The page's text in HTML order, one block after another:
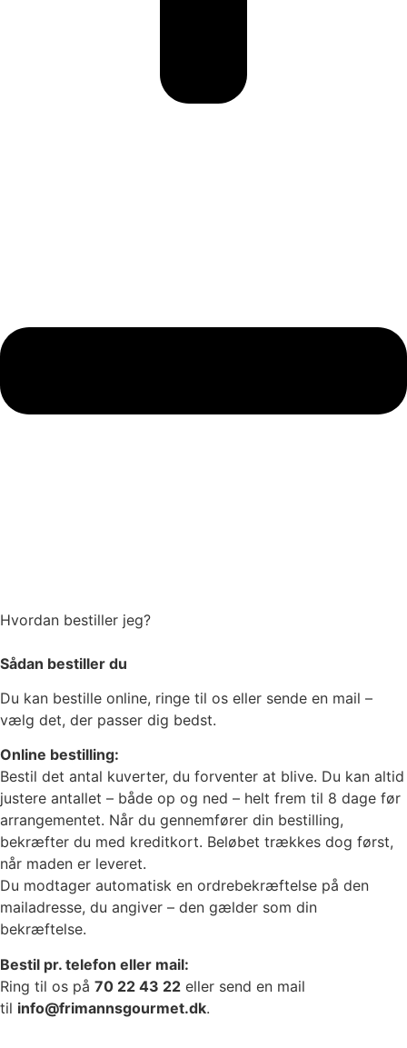
Hvordan bestiller jeg?
Sådan bestiller du
Du kan bestille online, ringe til os eller sende en mail –
vælg det, der passer dig bedst.
Online bestilling:
Bestil det antal kuverter, du forventer at blive. Du kan altid
justere antallet – både op og ned – helt frem til 8 dage før
arrangementet. Når du gennemfører din bestilling,
bekræfter du med kreditkort. Beløbet trækkes dog først,
når maden er leveret.
Du modtager automatisk en ordrebekræftelse på den
mailadresse, du angiver – den gælder som din
bekræftelse.
Bestil pr. telefon eller mail:
Ring til os på 70 22 43 22 eller send en mail
til info@frimannsgourmet.dk.